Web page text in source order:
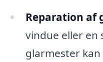
Reparation af
vindue eller en
glarmester